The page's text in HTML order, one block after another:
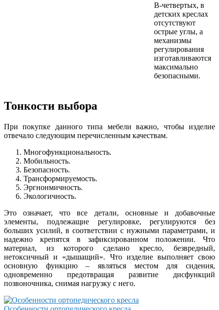
В-четвертых, в
детских креслах
отсутствуют
острые углы, а
механизмы
регулирования
изготавливаются
максимально
безопасными.
Тонкости выбора
При покупке данного типа мебели важно, чтобы изделие
отвечало следующим перечисленным качествам.
Многофункциональность.
Мобильность.
Безопасность.
Трансформируемость.
Эргнонмичность.
Экологичность.
Это означает, что все детали, основные и добавочные
элементы, подлежащие регулировке, регулируются без
больших усилий, в соответствии с нужными параметрами, и
надежно крепятся в зафиксированном положении. Что
материал, из которого сделано кресло, безвредный,
нетоксичный и «дышащий». Что изделие выполняет свою
основную функцию – являться местом для сидения,
одновременно предотвращая развитие дисфункций
позвоночника, снимая нагрузку с него.